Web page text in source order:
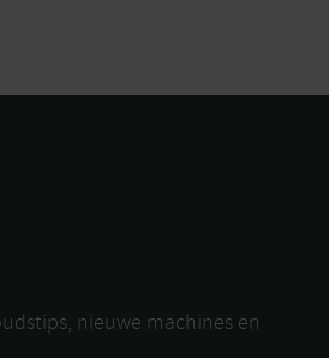
nieuwe machines en